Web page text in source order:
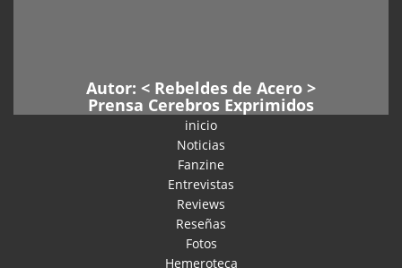
Autor: < Rebeldes de Acero >
Prensa Cerebros Exprimidos
inicio
Noticias
Fanzine
Entrevistas
Reviews
Reseñas
Fotos
Hemeroteca